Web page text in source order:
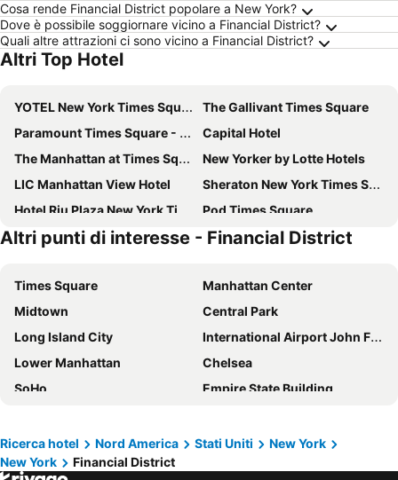
Cosa rende Financial District popolare a New York?
Dove è possibile soggiornare vicino a Financial District?
Quali altre attrazioni ci sono vicino a Financial District?
Altri Top Hotel
YOTEL New York Times Square
The Gallivant Times Square
Paramount Times Square - A Generator Hotel
Capital Hotel
The Manhattan at Times Square Hotel
New Yorker by Lotte Hotels
LIC Manhattan View Hotel
Sheraton New York Times Square Hotel
Hotel Riu Plaza New York Times Square
Pod Times Square
TownePlace Suites by Marriott New York Long Island City/Manhattan View
Holiday Inn New York City - Times Square By Ihg
The Leo House
The Plaza
Hampton Inn Manhattan-Chelsea
Belvedere Hotel
Carlton Arms Hotel
Times Square West Hotel, BW Signature Collection
Wingate by Wyndham Long Island City
Residence Inn by Marriott New York JFK Airport
SpringHill Suites by Marriott New York Queens
OYO Times Square
Americana Inn
AMTD Idea Tribeca Hotel
Hotel Edison Times Square
Altri punti di interesse - Financial District
Times Square
Manhattan Center
Midtown
Central Park
Long Island City
International Airport John F. Kennedy
Lower Manhattan
Chelsea
SoHo
Empire State Building
Aeroporto di New York-Newark
Bryant Park
34th St Penn Station Metro Station
Ricerca hotel Nord America Stati Uniti
New York
New York
Financial District